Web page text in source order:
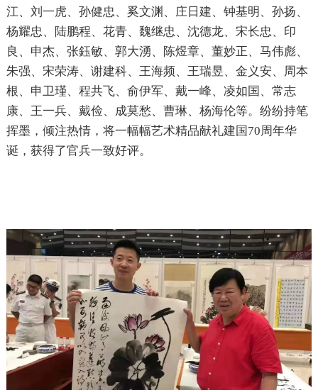
江、刘一虎、孙健忠、奚文渊、庄日建、钟基明、孙扬、
杨耀忠、陆鹏程、花青、魏继忠、沈德龙、宋长忠、印
良、申杰、张鈺敏、郭大湧、陈煜章、董妙正、马伟彪、
朱强、宋荣涛、谢建科、王海频、王瑞昱、金义安、周本
根、申卫瑾、程共飞、俞伊军、戴一峰、凌如国、常志
康、王一兵、戴俭、成莫愁、曹琳、杨海伦等。纷纷持笔
挥墨，倾注热情，将一幅幅艺术精品献礼建国70周年华
诞，获得了官兵一致好评。